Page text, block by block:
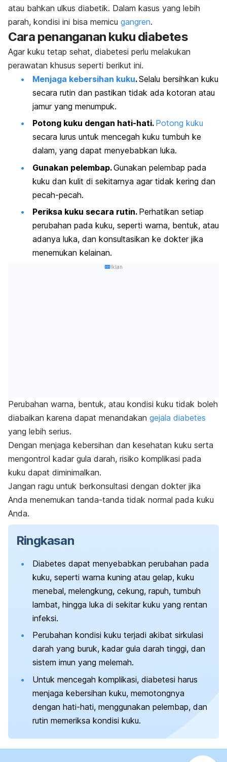
atau bahkan ulkus diabetik. Dalam kasus yang lebih
parah, kondisi ini bisa memicu gangren.
Cara penanganan kuku diabetes
Agar kuku tetap sehat, diabetesi perlu melakukan
perawatan khusus seperti berikut ini.
Menjaga kebersihan kuku.Selalu bersihkan kuku
secara rutin dan pastikan tidak ada kotoran atau
jamur yang menumpuk.
Potong kuku dengan hati-hati. Potong kuku
secara lurus untuk mencegah kuku tumbuh ke
dalam, yang dapat menyebabkan luka.
Gunakan pelembap.Gunakan pelembap pada
kuku dan kulit di sekitarnya agar tidak kering dan
pecah-pecah.
Periksa kuku secara rutin. Perhatikan setiap
perubahan pada kuku, seperti warna, bentuk, atau
adanya luka, dan konsultasikan ke dokter jika
menemukan kelainan.
Iklan
Perubahan warna, bentuk, atau kondisi kuku tidak boleh
diabaikan karena dapat menandakan gejala diabetes
yang lebih serius.
Dengan menjaga kebersihan dan kesehatan kuku serta
mengontrol kadar gula darah, risiko komplikasi pada
kuku dapat diminimalkan.
Jangan ragu untuk berkonsultasi dengan dokter jika
Anda menemukan tanda-tanda tidak normal pada kuku
Anda.
Ringkasan
Diabetes dapat menyebabkan perubahan pada
kuku, seperti warna kuning atau gelap, kuku
menebal, melengkung, cekung, rapuh, tumbuh
lambat, hingga luka di sekitar kuku yang rentan
infeksi.
Perubahan kondisi kuku terjadi akibat sirkulasi
darah yang buruk, kadar gula darah tinggi, dan
sistem imun yang melemah.
Untuk mencegah komplikasi, diabetesi harus
menjaga kebersihan kuku, memotongnya
dengan hati-hati, menggunakan pelembap, dan
rutin memeriksa kondisi kuku.